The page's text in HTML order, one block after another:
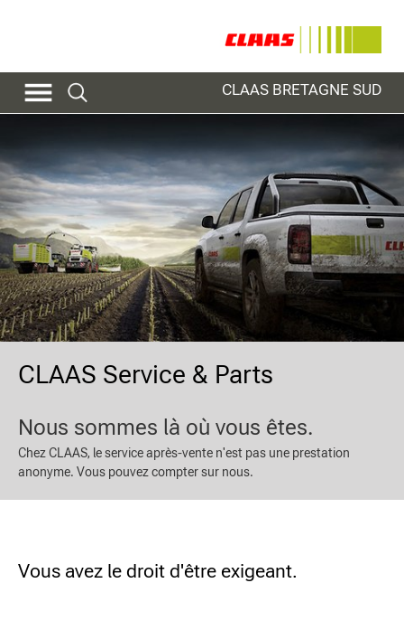
CLAAS BRETAGNE SUD
CLAAS Service & Parts
Nous sommes là où vous êtes.
Chez CLAAS, le service après-vente n'est pas une prestation
anonyme. Vous pouvez compter sur nous.
Vous avez le droit d'être exigeant.